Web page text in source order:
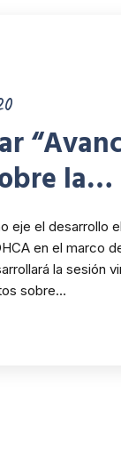
la
de
eje el desarrollo
en el marco
la sesión
sobre…